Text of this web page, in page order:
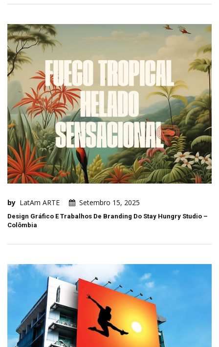
by LatAm ARTE Setembro 15, 2025
Design Gráfico E Trabalhos De Branding Do Stay Hungry Studio –
Colômbia